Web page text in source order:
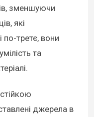
зменшуючи
які
по-третє, вони
та
джерела в